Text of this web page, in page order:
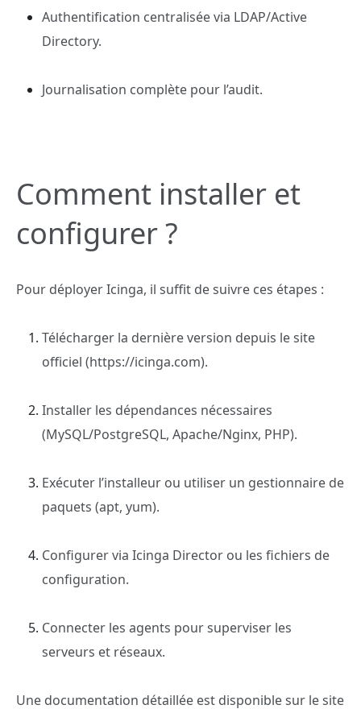
Authentification centralisée via LDAP/Active
Directory.
Journalisation complète pour l’audit.
Comment installer et
configurer ?
Pour déployer Icinga, il suffit de suivre ces étapes :
Télécharger la dernière version depuis le site
officiel (https://icinga.com).
Installer les dépendances nécessaires
(MySQL/PostgreSQL, Apache/Nginx, PHP).
Exécuter l’installeur ou utiliser un gestionnaire de
paquets (apt, yum).
Configurer via Icinga Director ou les fichiers de
configuration.
Connecter les agents pour superviser les
serveurs et réseaux.
Une documentation détaillée est disponible sur le site